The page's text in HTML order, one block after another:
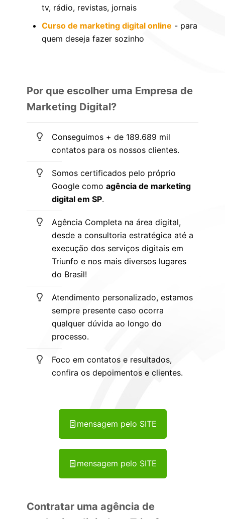
tv, rádio, revistas, jornais
Curso de marketing digital online - para
quem deseja fazer sozinho
Por que escolher uma Empresa de
Marketing Digital?
Conseguimos + de 189.689 mil
contatos para os nossos clientes.
Somos certificados pelo próprio
Google como agência de marketing
digital em SP.
Agência Completa na área digital,
desde a consultoria estratégica até a
execução dos serviços digitais em
Triunfo e nos mais diversos lugares
do Brasil!
Atendimento personalizado, estamos
sempre presente caso ocorra
qualquer dúvida ao longo do
processo.
Foco em contatos e resultados,
confira os depoimentos e clientes.
mensagem pelo SITE
mensagem pelo SITE
Contratar uma agência de